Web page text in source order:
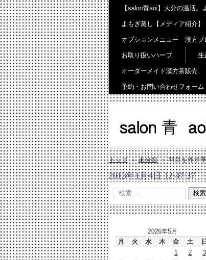
【salon青aoi】大分の温活
よもぎ蒸し【メディア紹介】
オプションメニュー 漢方ブ
お取り扱いハーブ 生
オーダーメイド漢方茶販売
予約・お問い合わせフォーム
トップ › 未分類 › 羽目を外す
2013年1月4日 12:47:37
2026年5月
月
火 水 木 金 土
日
1
2
3